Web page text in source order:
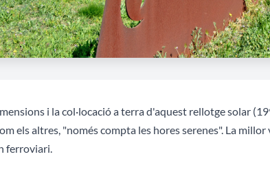
i la col·locació a terra d'aquest rellotge solar
els altres, "només compta les hores serenes". La
ferroviari.